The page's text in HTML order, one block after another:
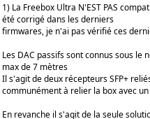
1) La Freebox Ultra N'EST PAS
été corrigé dans les derniers
firmwares, je n'ai pas vérifié ces
Les DAC passifs sont connus sous le
max de 7 mètres
Il s'agit de deux récepteurs SFP+
communément à relier la box avec
En revanche il s'agit de la seule